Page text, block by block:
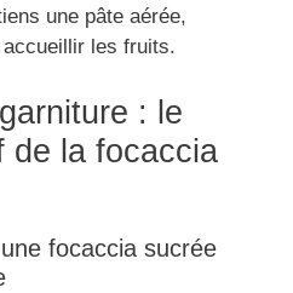
une pâte aérée,
les fruits.
: le
de la focaccia
focaccia sucrée